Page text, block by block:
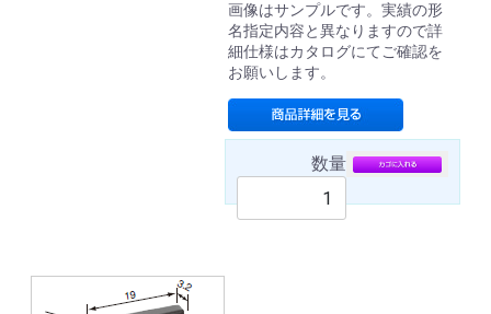
画像はサンプルです。実績の形
名指定内容と異なりますので詳
細仕様はカタログにてご確認を
お願いします。
数量